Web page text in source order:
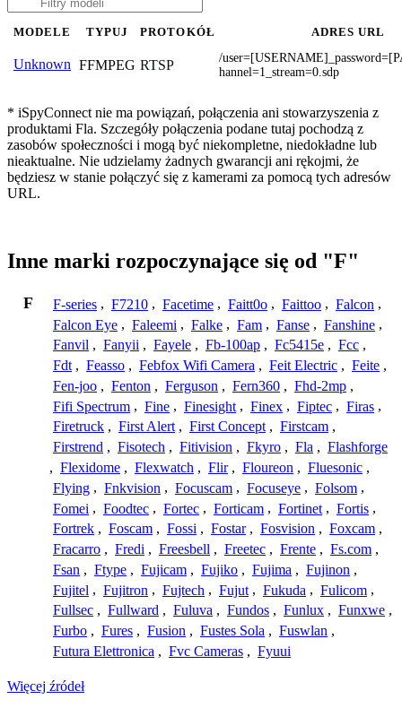
MODELE TYPUJ PROTOKÓŁ ADRES URL
Unknown FFMPEG RTSP
/
hannel=1_stream=0.sdp
* iSpyConnect nie ma powiązań, połączenia ani stowarzyszenia z
produktami Fla. Szczegóły połączenia podane tutaj pochodzą z
zasobów społeczności i mogą być niekompletne, niedokładne lub
nieaktualne. Nie udzielamy żadnych gwarancji ani rękojmi, że
będziesz w stanie połączyć się z kamerami za pomocą tych adresów
URL.
Inne marki rozpoczynające się od "F"
F F-series , F7210 , Facetime , Faitt0o , Faittoo , Falcon ,
Falcon Eye , Faleemi , Falke , Fam , Fanse , Fanshine ,
Fanvil , Fanyii , Fayele , Fb-100ap , Fc5415e , Fcc ,
Fdt , Feasso , Febfox Wifi Camera , Feit Electric , Feite ,
Fen-joo , Fenton , Ferguson , Fern360 , Fhd-2mp ,
Fifi Spectrum , Fine , Finesight , Finex , Fiptec , Firas ,
Firetruck , First Alert , First Concept , Firstcam ,
Firstrend , Fisotech , Fitivision , Fkyro , Fla , Flashforge
, Flexidome , Flexwatch , Flir , Floureon , Fluesonic ,
Flying , Fnkvision , Focuscam , Focuseye , Folsom ,
Fomei , Foodtec , Fortec , Forticam , Fortinet , Fortis ,
Fortrek , Foscam , Fossi , Fostar , Fosvision , Foxcam ,
Fracarro , Fredi , Freesbell , Freetec , Frente , Fs.com ,
Fsan , Ftype , Fujicam , Fujiko , Fujima , Fujinon ,
Fujitel , Fujitron , Fujtech , Fujut , Fukuda , Fulicom ,
Fullsec , Fullward , Fuluva , Fundos , Funlux , Funxwe ,
Furbo , Fures , Fusion , Fustes Sola , Fuswlan ,
Futura Elettronica , Fvc Cameras , Fyuui
Więcej źródeł